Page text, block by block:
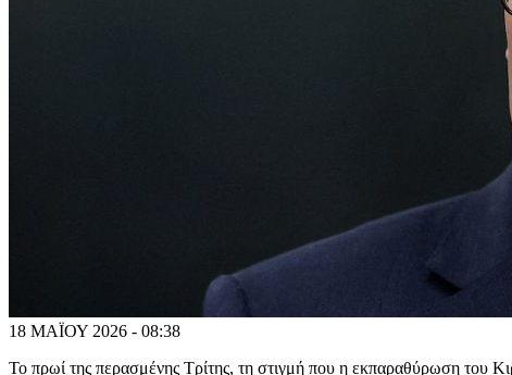
18 ΜΑΪΟΥ 2026 - 08:38
Το πρωί της περασμένης Τρίτης, τη στιγμή που η εκπαραθύρωση του